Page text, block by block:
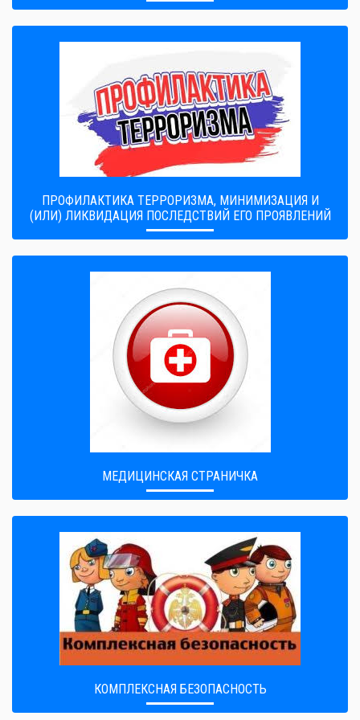
ПРОФИЛАКТИКА ТЕРРОРИЗМА, МИНИМИЗАЦИЯ И
(ИЛИ) ЛИКВИДАЦИЯ ПОСЛЕДСТВИЙ ЕГО ПРОЯВЛЕНИЙ
МЕДИЦИНСКАЯ СТРАНИЧКА
КОМПЛЕКСНАЯ БЕЗОПАСНОСТЬ